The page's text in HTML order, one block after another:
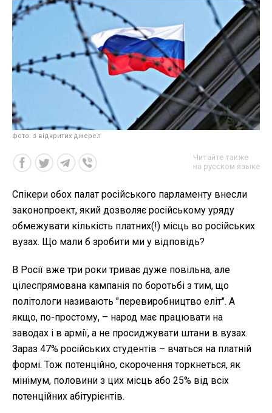
фото: з відкритих джерел
Читайте также
на русском языке
Спікери обох палат російського парламенту внесли
законопроект, який дозволяє російському уряду
обмежувати кількість платних(!) місць во російських
вузах. Що мали б зробити ми у відповідь?
В Росії вже три роки триває дуже повільна, але
цілеспрямована кампанія по боротьбі з тим, що
політологи називають "перевиробництво еліт". А
якщо, по-простому, – народ має працювати на
заводах і в армії, а не просиджувати штани в вузах.
Зараз 47% російських студентів – вчаться на платній
формі. Тож потенційно, скорочення торкнеться, як
мінімум, половини з цих місць або 25% від всіх
потенційних абітурієнтів.